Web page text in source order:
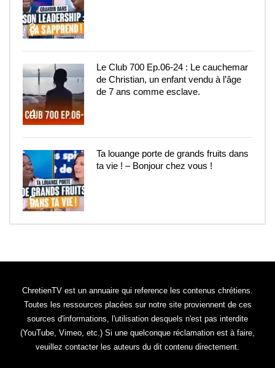
3
4
Le Club 700 Ep.06-24 : Le cauchemar
de Christian, un enfant vendu à l’âge
de 7 ans comme esclave.
5
Ta louange porte de grands fruits dans
ta vie ! – Bonjour chez vous !
ChretienTV est un annuaire qui reference les contenus chrétiens.
Toutes les ressources placées sur notre site proviennent de ces
sources d'informations, l'utilisation desquels n'est pas interdite
(YouTube, Vimeo, etc.) Si une quelconque réclamation est à faire,
veuillez contacter les auteurs du dit contenu directement.